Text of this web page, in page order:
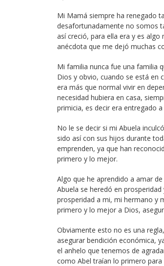
Mi Mamá siempre ha renegado
desafortunadamente no somos
así creció, para ella era y es
anécdota que me dejó muchas
Mi familia nunca fue una familia
Dios y obvio, cuando se está en
era más que normal vivir en
necesidad hubiera en casa,
primicia, es decir era entregado a
No le se decir si mi Abuela
sido así con sus hijos durante
emprenden, ya que han
primero y lo mejor.
Algo que he aprendido a amar
Abuela se heredó en
prosperidad a mi, mi hermano y
primero y lo mejor a Dios,
Obviamente esto no es una
asegurar bendición económica,
el anhelo que tenemos de
como Abel traían lo primero